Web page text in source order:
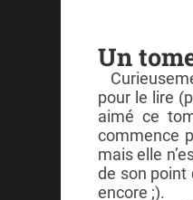
Un
pour le lire
aimé ce
commence
mais elle
de son point
encore ;).